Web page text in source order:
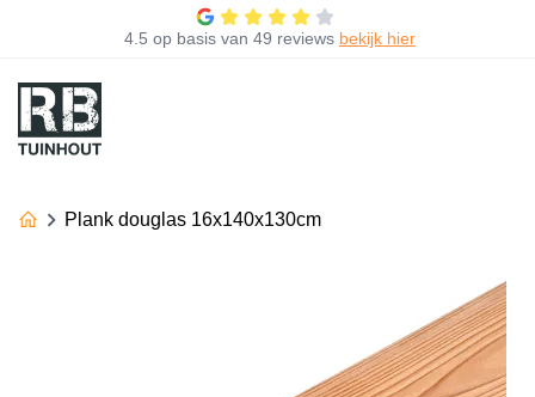
4.5 op basis van 49 reviews bekijk hier
Plank douglas 16x140x130cm